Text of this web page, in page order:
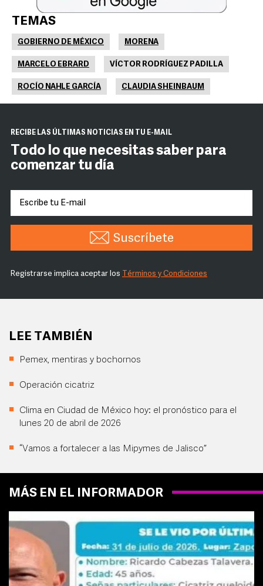
TEMAS
GOBIERNO DE MÉXICO MORENA
MARCELO EBRARD VÍCTOR RODRÍGUEZ PADILLA
ROCÍO NAHLE GARCÍA CLAUDIA SHEINBAUM
RECIBE LAS ÚLTIMAS NOTICIAS EN TU E-MAIL
Todo lo que necesitas saber para
comenzar tu día
Suscríbete
Registrarse implica aceptar los Términos y Condiciones
LEE TAMBIÉN
Pemex, mentiras y bochornos
Operación cicatriz
Clima en Ciudad de México hoy: el pronóstico para el
lunes 20 de abril de 2026
“Vamos a fortalecer a las Mipymes de Jalisco”
MÁS EN EL INFORMADOR